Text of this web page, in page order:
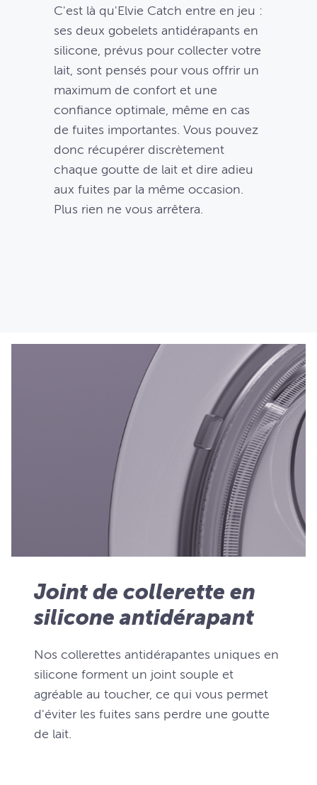
C'est là qu'Elvie Catch entre en jeu :
ses deux gobelets antidérapants en
silicone, prévus pour collecter votre
lait, sont pensés pour vous offrir un
maximum de confort et une
confiance optimale, même en cas
de fuites importantes. Vous pouvez
donc récupérer discrètement
chaque goutte de lait et dire adieu
aux fuites par la même occasion.
Plus rien ne vous arrêtera.
Joint de collerette en
silicone antidérapant
Nos collerettes antidérapantes uniques en
silicone forment un joint souple et
agréable au toucher, ce qui vous permet
d'éviter les fuites sans perdre une goutte
de lait.